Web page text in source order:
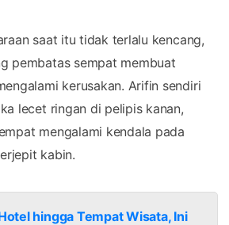
saat itu tidak terlalu kencang,
pembatas sempat membuat
kerusakan. Arifin sendiri
lecet ringan di pelipis kanan,
mengalami kendala pada
kabin.
hingga Tempat Wisata, Ini